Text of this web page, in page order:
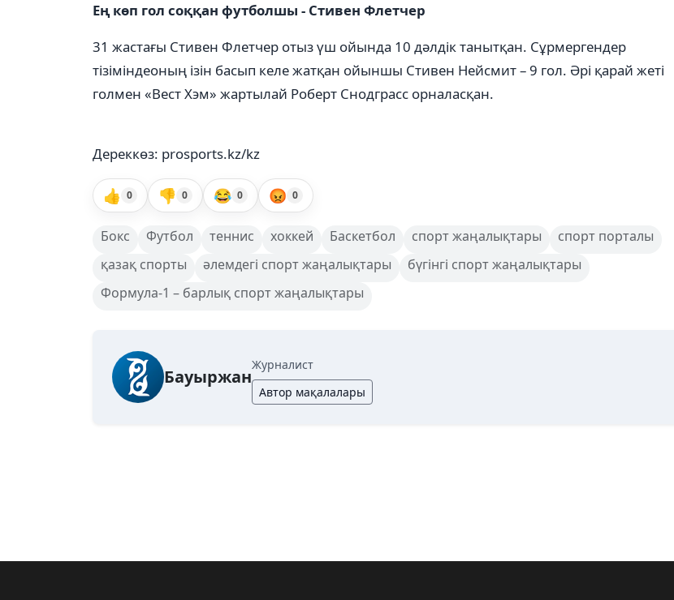
Ең көп гол соққан футболшы - Стивен Флетчер
31 жастағы Стивен Флетчер отыз үш ойында 10 дәлдік танытқан. Сұрмергендер
тізіміндеоның ізін басып келе жатқан ойыншы Стивен Нейсмит – 9 гол. Әрі қарай жеті
голмен «Вест Хэм» жартылай Роберт Снодграсс орналасқан.
Дереккөз: prosports.kz/kz
👍 0 👎 0 😂 0 😡 0
Бокс Футбол теннис хоккей Баскетбол спорт жаңалықтары
спорт порталы
қазақ спорты
әлемдегі спорт жаңалықтары
бүгінгі спорт жаңалықтары
Формула-1 – барлық спорт жаңалықтары
Бауыржан
Журналист
Автор мақалалары